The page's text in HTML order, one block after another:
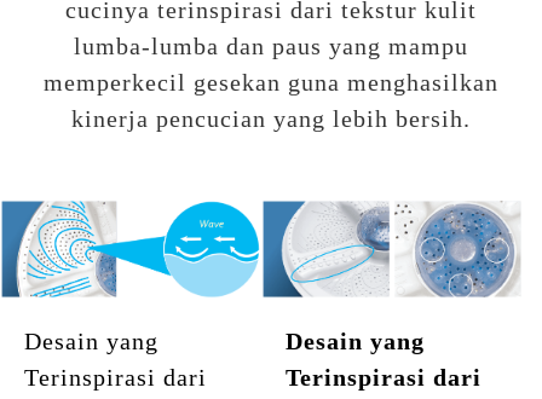
cucinya terinspirasi dari tekstur kulit
lumba-lumba dan paus yang mampu
memperkecil gesekan guna menghasilkan
kinerja pencucian yang lebih bersih.
Desain yang
Terinspirasi dari
Desain yang
Terinspirasi dari